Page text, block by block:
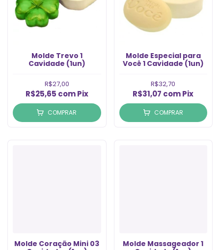
Molde Trevo 1
Cavidade (1un)
R$27,00
R$25,65 com Pix
COMPRAR
Molde Especial para
Você 1 Cavidade (1un)
R$32,70
R$31,07 comPix
COMPRAR
Molde Coração Mini 03
Molde Massageador 1